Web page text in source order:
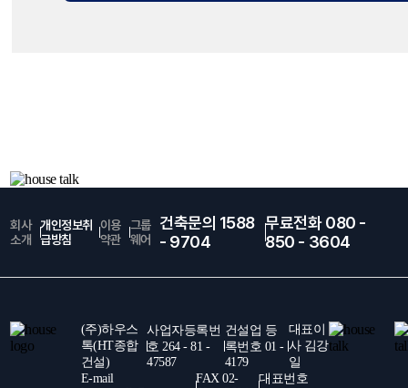
회사
소개
개인정보취
급방침
이용
약관
그룹
웨어
건축문의 1588
- 9704
무료전화 080 -
850 - 3604
(주)하우스
톡(HT종합
건설)
사업자등록번
호 264 - 81 -
47587
건설업 등
록번호 01 -
4179
대표이
사 김강
일
E-mail
FAX 02-
대표번호